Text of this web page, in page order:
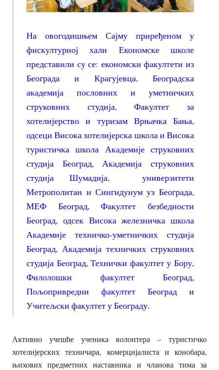
На овогодишњем Сајму приређеном у
фискултурној хали Економске школе
представили су се: економски факултети из
Београда и Крагујевца, Београдска
академија пословних и уметничких
струковних студија, Факултет за
хотелијерство и туризам Врњачка Бања,
одсеци Висока хотелијерска школа и Висока
туристичка школа Академије струковних
студија Београд, Академија струковних
студија Шумадија, универзитети
Метрополитан и Сингидунум уз Београда,
МЕФ Београд, Факултет безбедности
Београд, одсек Висока железничка школа
Академије техничко-уметничких студија
Београд, Академија техничких струковних
студија Београд, Технички факултет у Бору,
Филолошки факултет Београд,
Пољопривредни факултет Београд и
Учитељски факултет у Београду.
Активно учешће ученика волонтера – туристичко
хотелијерских техничара, комерцијалиста и конобара,
њихових предметних наставника и чланова тима за